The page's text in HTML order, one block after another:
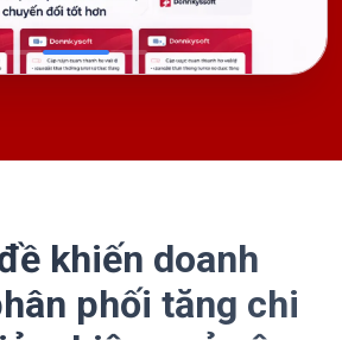
khiến doanh
phối tăng chi